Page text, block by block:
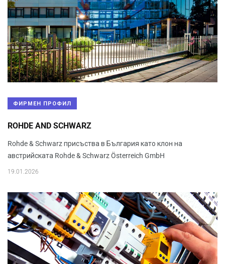
ФИРМЕН ПРОФИЛ
ROHDE AND SCHWARZ
Rohde & Schwarz присъства в България като клон на
австрийската Rohde & Schwarz Österreich GmbH
19.01.2026